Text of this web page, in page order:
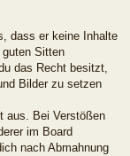
dass er keine Inhalte
Sitten
das Recht besitzt,
Bilder zu setzen
aus. Bei Verstößen
im Board
nach Abmahnung